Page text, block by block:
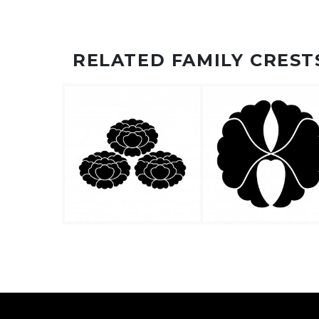
RELATED FAMILY